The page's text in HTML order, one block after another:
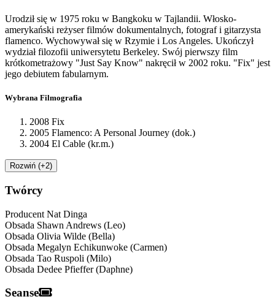
Urodził się w 1975 roku w Bangkoku w Tajlandii. Włosko-
amerykański reżyser filmów dokumentalnych, fotograf i gitarzysta
flamenco. Wychowywał się w Rzymie i Los Angeles. Ukończył
wydział filozofii uniwersytetu Berkeley. Swój pierwszy film
krótkometrażowy "Just Say Know" nakręcił w 2002 roku. "Fix" jest
jego debiutem fabularnym.
Wybrana Filmografia
2008 Fix
2005 Flamenco: A Personal Journey (dok.)
2004 El Cable (kr.m.)
Rozwiń (+2)
Twórcy
Producent Nat Dinga
Obsada Shawn Andrews (Leo)
Obsada Olivia Wilde (Bella)
Obsada Megalyn Echikunwoke (Carmen)
Obsada Tao Ruspoli (Milo)
Obsada Dedee Pfieffer (Daphne)
Seanse